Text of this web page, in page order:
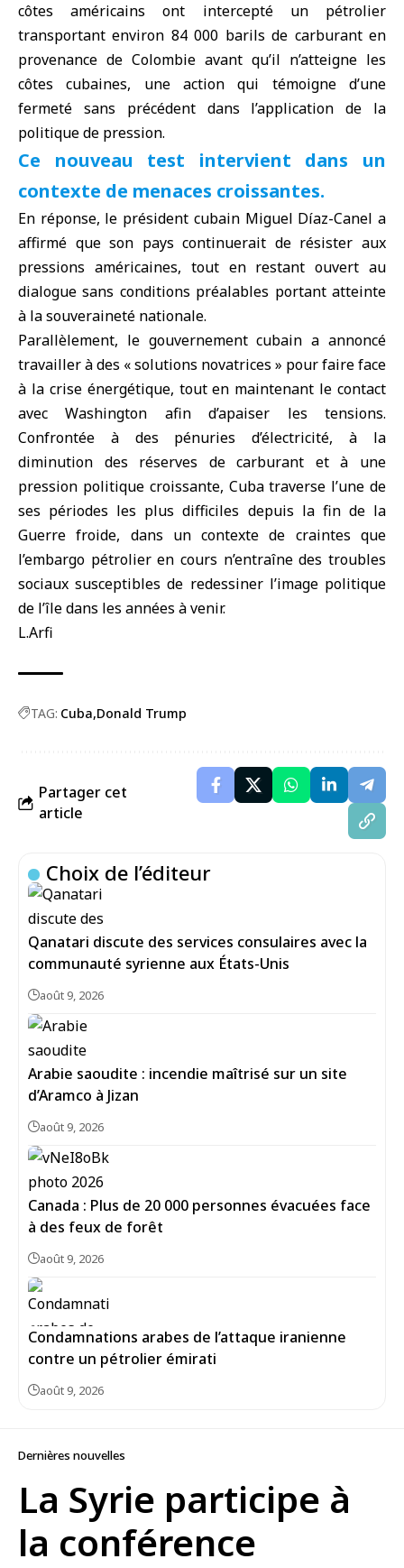
côtes américains ont intercepté un pétrolier
transportant environ 84 000 barils de carburant en
provenance de Colombie avant qu’il n’atteigne les
côtes cubaines, une action qui témoigne d’une
fermeté sans précédent dans l’application de la
politique de pression.
Ce nouveau test intervient dans un
contexte de menaces croissantes.
En réponse, le président cubain Miguel Díaz-Canel a
affirmé que son pays continuerait de résister aux
pressions américaines, tout en restant ouvert au
dialogue sans conditions préalables portant atteinte
à la souveraineté nationale.
Parallèlement, le gouvernement cubain a annoncé
travailler à des « solutions novatrices » pour faire face
à la crise énergétique, tout en maintenant le contact
avec Washington afin d’apaiser les tensions.
Confrontée à des pénuries d’électricité, à la
diminution des réserves de carburant et à une
pression politique croissante, Cuba traverse l’une de
ses périodes les plus difficiles depuis la fin de la
Guerre froide, dans un contexte de craintes que
l’embargo pétrolier en cours n’entraîne des troubles
sociaux susceptibles de redessiner l’image politique
de l’île dans les années à venir.
L.Arfi
TAG: Cuba Donald Trump
Partager cet
article
Choix de l’éditeur
Qanatari discute des services consulaires avec la
communauté syrienne aux États-Unis
août 9, 2026
Arabie saoudite : incendie maîtrisé sur un site
d’Aramco à Jizan
août 9, 2026
Canada : Plus de 20 000 personnes évacuées face
à des feux de forêt
août 9, 2026
Condamnations arabes de l’attaque iranienne
contre un pétrolier émirati
août 9, 2026
Dernières nouvelles
La Syrie participe à
la conférence